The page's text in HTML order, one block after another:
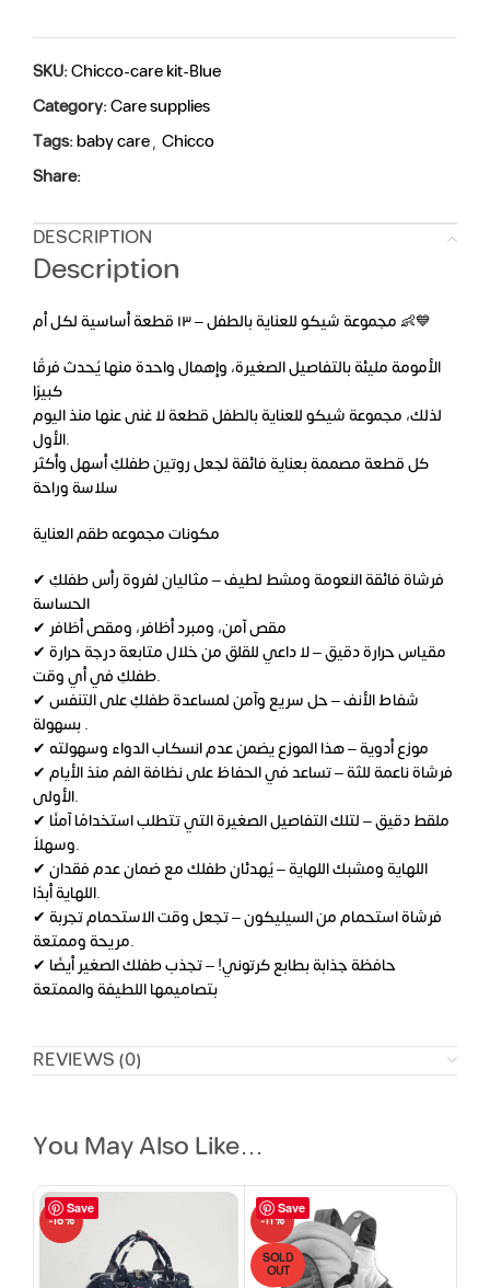
SKU:Chicco-care kit-Blue
Category:Care supplies
Tags:baby care, Chicco
Share:
DESCRIPTION
Description
مجموعة شيكو للعناية بالطفل – ١٣ قطعة أساسية لكل أم 👶💙
الأمومة مليئة بالتفاصيل الصغيرة، وإهمال واحدة منها يُحدث فرقًا
كبيرًا
لذلك، مجموعة شيكو للعناية بالطفل قطعة لا غنى عنها منذ اليوم
الأول.
كل قطعة مصممة بعناية فائقة لجعل روتين طفلكِ أسهل وأكثر
سلاسة وراحة
مكونات مجموعه طقم العناية
✔ فرشاة فائقة النعومة ومشط لطيف – مثاليان لفروة رأس طفلكِ
الحساسة
✔ مقص آمن، ومبرد أظافر، ومقص أظافر
✔ مقياس حرارة دقيق – لا داعي للقلق من خلال متابعة درجة حرارة
طفلكِ في أي وقت.
✔ شفاط الأنف – حل سريع وآمن لمساعدة طفلكِ على التنفس
بسهولة .
✔ موزع أدوية – هذا الموزع يضمن عدم انسكاب الدواء وسهولته
✔ فرشاة ناعمة للثة – تساعد في الحفاظ على نظافة الفم منذ الأيام
الأولى.
✔ ملقط دقيق – لتلك التفاصيل الصغيرة التي تتطلب استخدامًا آمنًا
وسهلاً.
✔ اللهاية ومشبك اللهاية – يُهدئان طفلك مع ضمان عدم فقدان
اللهاية أبدًا.
✔ فرشاة استحمام من السيليكون – تجعل وقت الاستحمام تجربة
مريحة وممتعة.
✔ حافظة جذابة بطابع كرتوني! – تجذب طفلك الصغير أيضًا
بتصاميمها اللطيفة والممتعة
REVIEWS (0)
You May Also Like…
Save
-18%
Save
-11%
SOLD
OUT